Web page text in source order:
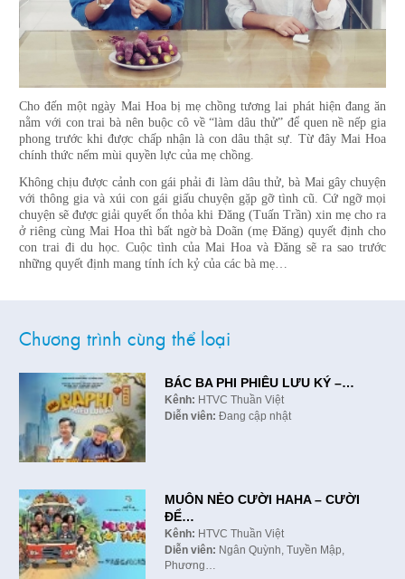
Cho đến một ngày Mai Hoa bị mẹ chồng tương lai phát hiện đang ăn
nằm với con trai bà nên buộc cô về “làm dâu thử” để quen nề nếp gia
phong trước khi được chấp nhận là con dâu thật sự. Từ đây Mai Hoa
chính thức nếm mùi quyền lực của mẹ chồng.
Không chịu được cảnh con gái phải đi làm dâu thử, bà Mai gây chuyện
với thông gia và xúi con gái giấu chuyện gặp gỡ tình cũ. Cứ ngỡ mọi
chuyện sẽ được giải quyết ổn thỏa khi Đăng (Tuấn Trần) xin mẹ cho ra
ở riêng cùng Mai Hoa thì bất ngờ bà Doãn (mẹ Đăng) quyết định cho
con trai đi du học. Cuộc tình của Mai Hoa và Đăng sẽ ra sao trước
những quyết định mang tính ích kỷ của các bà mẹ…
Chương trình cùng thể loại
BÁC BA PHI PHIÊU LƯU KÝ –…
Kênh: HTVC Thuần Việt
Diễn viên: Đang cập nhật
MUÔN NẺO CƯỜI HAHA – CƯỜI
ĐỂ…
Kênh: HTVC Thuần Việt
Diễn viên: Ngân Quỳnh, Tuyền Mập,
Phương…